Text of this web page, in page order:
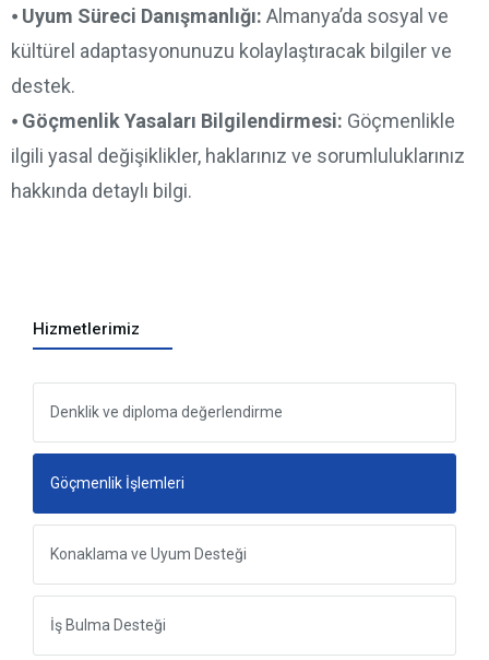
⦁ Uyum Süreci Danışmanlığı: Almanya’da sosyal ve
kültürel adaptasyonunuzu kolaylaştıracak bilgiler ve
destek.
⦁ Göçmenlik Yasaları Bilgilendirmesi: Göçmenlikle
ilgili yasal değişiklikler, haklarınız ve sorumluluklarınız
hakkında detaylı bilgi.
Hizmetlerimiz
Denklik ve diploma değerlendirme
Göçmenlik İşlemleri
Konaklama ve Uyum Desteği
İş Bulma Desteği